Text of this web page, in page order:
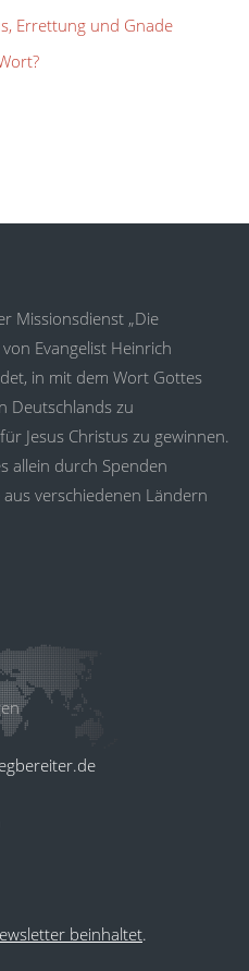
Errettung und Gnade
Missionsdienst „Die
Evangelist Heinrich
in mit dem Wort Gottes
Deutschlands zu
Jesus Christus zu gewinnen.
allein durch Spenden
verschiedenen Ländern
beinhaltet.